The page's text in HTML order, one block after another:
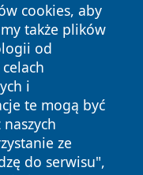
cookies, aby
także plików
od
i
te mogą być
ze
do serwisu",
Wszystkie prawa
Polityka
Cookies